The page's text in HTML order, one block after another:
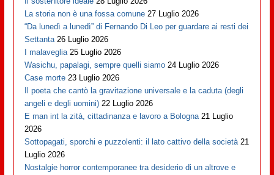
La storia non è una fossa comune 27 Luglio 2026
“Da lunedì a lunedì” di Fernando Di Leo per guardare ai resti dei
Settanta 26 Luglio 2026
I malaveglia 25 Luglio 2026
Wasichu, papalagi, sempre quelli siamo 24 Luglio 2026
Case morte 23 Luglio 2026
Il poeta che cantò la gravitazione universale e la caduta (degli
angeli e degli uomini) 22 Luglio 2026
E man int la zità, cittadinanza e lavoro a Bologna 21 Luglio
2026
Sottopagati, sporchi e puzzolenti: il lato cattivo della società 21
Luglio 2026
Nostalgie horror contemporanee tra desiderio di un altrove e